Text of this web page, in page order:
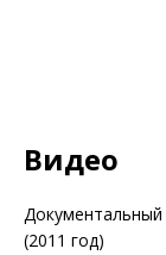
Видео
(2011 год)